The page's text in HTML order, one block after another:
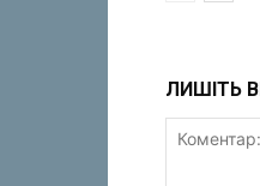
ЛИШІТЬ